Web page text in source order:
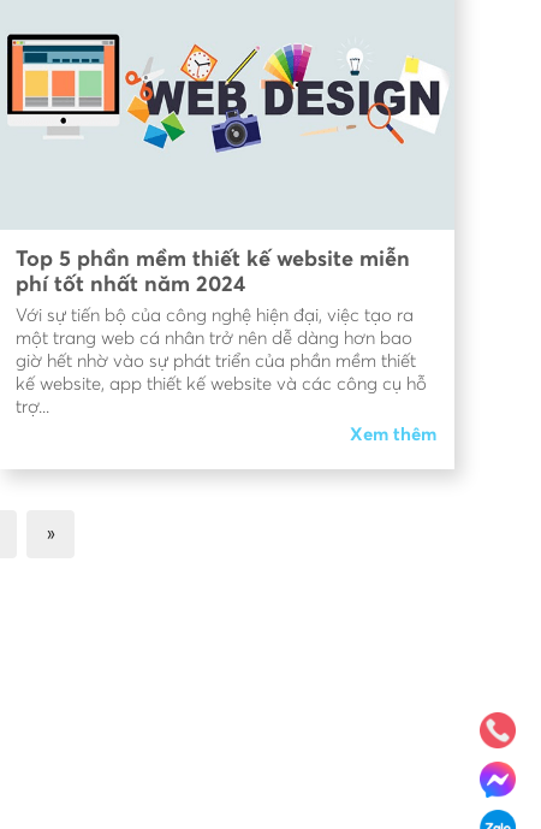
Top 5 phần mềm thiết kế website miễn
phí tốt nhất năm 2024
Với sự tiến bộ của công nghệ hiện đại, việc tạo ra
một trang web cá nhân trở nên dễ dàng hơn bao
giờ hết nhờ vào sự phát triển của phần mềm thiết
kế website, app thiết kế website và các công cụ hỗ
trợ...
Xem thêm
»